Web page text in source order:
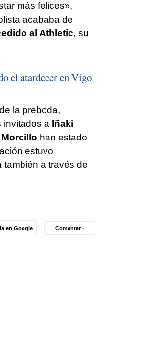
más felices»,
acababa de
al Athletic, su
el atardecer en Vigo
la preboda,
invitados a Iñaki
han estado
estuvo
también a través de
en Google Comentar ·